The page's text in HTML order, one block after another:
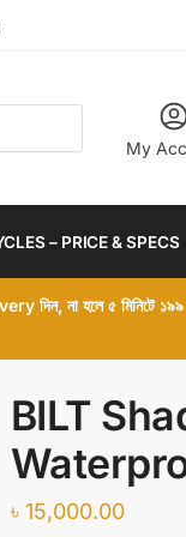
My
– PRICE & SPECS
দিন, না হলে ৫ মিনিটে
BILT
৳ 15,000.00